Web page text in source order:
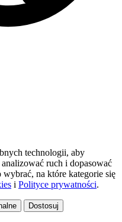
technologii, aby
ruch i dopasować
na które kategorie się
i Polityce prywatności.
Dostosuj